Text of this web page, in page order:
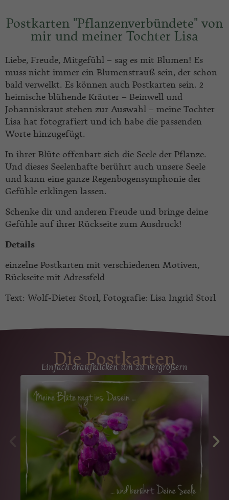
Postkarten "Pflanzenverbündete" von
mir und meiner Tochter Lisa
Liebe, Freude, Mitgefühl – sag es mit Blumen! Es
muss nicht immer ein Blumenstrauß sein, der schon
bald verwelkt. Es können auch Postkarten sein. 2
heimische blühende Kräuter – Beinwell und
Johanniskraut stehen zur Auswahl – meine Tochter
Lisa hat fotografiert und ich habe die passenden
Worte hinzugefügt.
In ihrer Blüte offenbart sich die Seele der Pflanze.
Und dieses Seelenhafte berührt auch unsere Seele
und kann eine ganze Regenbogensymphonie der
Gefühle erklingen lassen.
Schenke dir und anderen Freude und bringe deine
Gefühle auf ihrer Rückseite zum Ausdruck!
Details
einzelne Postkarten mit verschiedenen Motiven,
Rückseite mit Adressfeld
Text: Wolf-Dieter Storl, Fotografie: Lisa Ingrid Storl
Die Postkarten
Einfach draufklicken um zu vergrößern